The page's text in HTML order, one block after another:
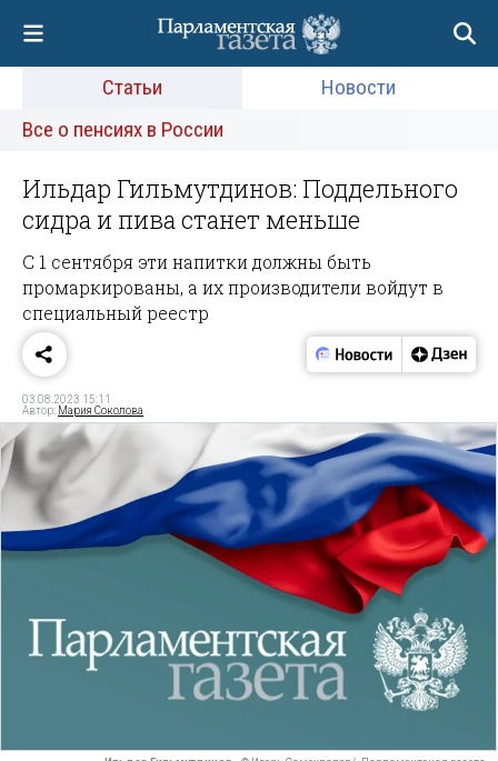
Статьи
Новости
Все о пенсиях в России
Ильдар Гильмутдинов: Поддельного
сидра и пива станет меньше
С 1 сентября эти напитки должны быть
промаркированы, а их производители войдут в
специальный реестр
03.08.2023 15:11
Автор: Мария Соколова